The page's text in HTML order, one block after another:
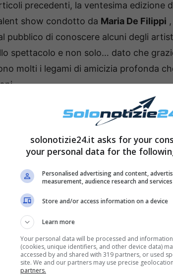
precedenti, la ventesima edizione
show condotto da Maria De Filippi
pubblico di conoscere alcuni degli
spettacolo e non solo… dato che
molti i legami di amicizia profonda
arriva dalla festa realizzata per il
Urso
musicale nella scuola al fianco
solonotizie24.it asks for your
your personal data for the
Personalised advertising and content,
measurement, audience research and
Store and/or access information on a device
Learn more
Your personal data will be processed and
(cookies, unique identifiers, and other device data)
accessed by and shared with 319 partners, or used
site. We and our partners may use precise
partners.